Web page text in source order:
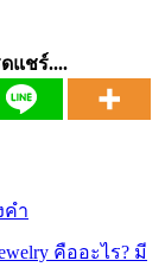
แชร์....
คำ
คืออะไร? มี